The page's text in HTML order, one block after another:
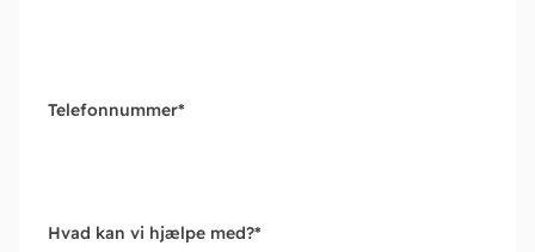
Telefonnummer*
Hvad kan vi hjælpe med?*